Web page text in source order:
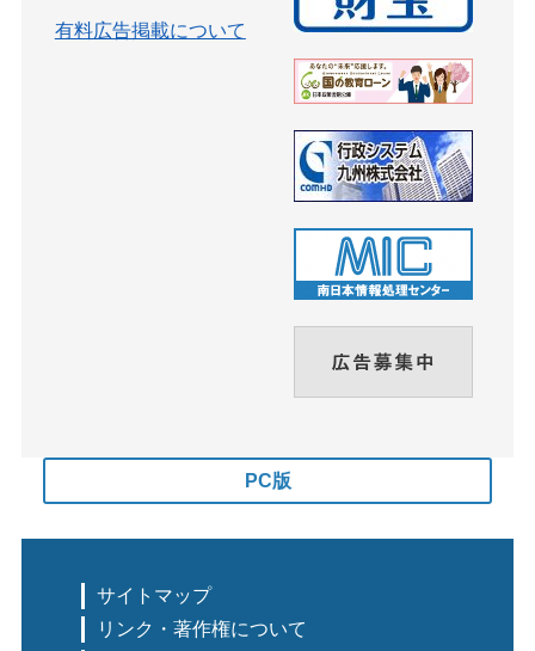
有料広告掲載について
PC版
サイトマップ
リンク・著作権について